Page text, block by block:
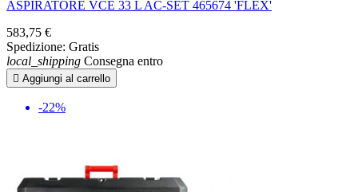
ASPIRATORE VCE 33 L AC-SET 465674 'FLEX'
583,75 €
Spedizione: Gratis
local_shipping Consegna entro
 Aggiungi al carrello
-22%